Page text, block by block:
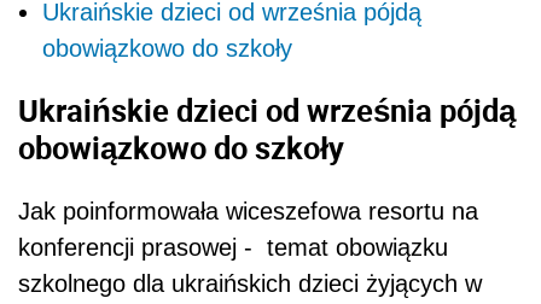
Ukraińskie dzieci od września pójdą
obowiązkowo do szkoły
Ukraińskie dzieci od września pójdą
obowiązkowo do szkoły
Jak poinformowała wiceszefowa resortu na
konferencji prasowej - temat obowiązku
szkolnego dla ukraińskich dzieci żyjących w